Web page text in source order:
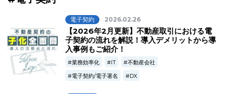
電子契約 2026.02.26
【2026年2月更新】不動産取引における電
子契約の流れを解説！導入デメリットから導
入事例もご紹介！
業務効率化 IT
不動産会社
電子契約/電子署名
DX